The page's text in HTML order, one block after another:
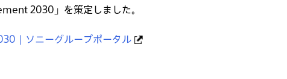
2030」を策定しました。
| ソニーグループポータル